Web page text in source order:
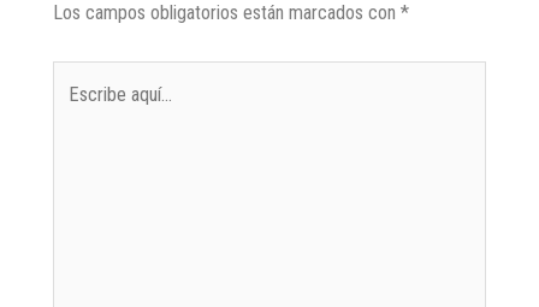
Los campos obligatorios están marcados con *